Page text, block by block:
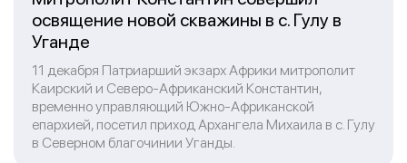
освящение новой скважины в с. Гулу в
Уганде
11 декабря Патриарший экзарх Африки митрополит
Каирский и Северо-Африканский Константин,
временно управляющий Южно-Африканской
епархией, посетил приход Архангела Михаила в с. Гулу
в Северном благочинии Уганды.